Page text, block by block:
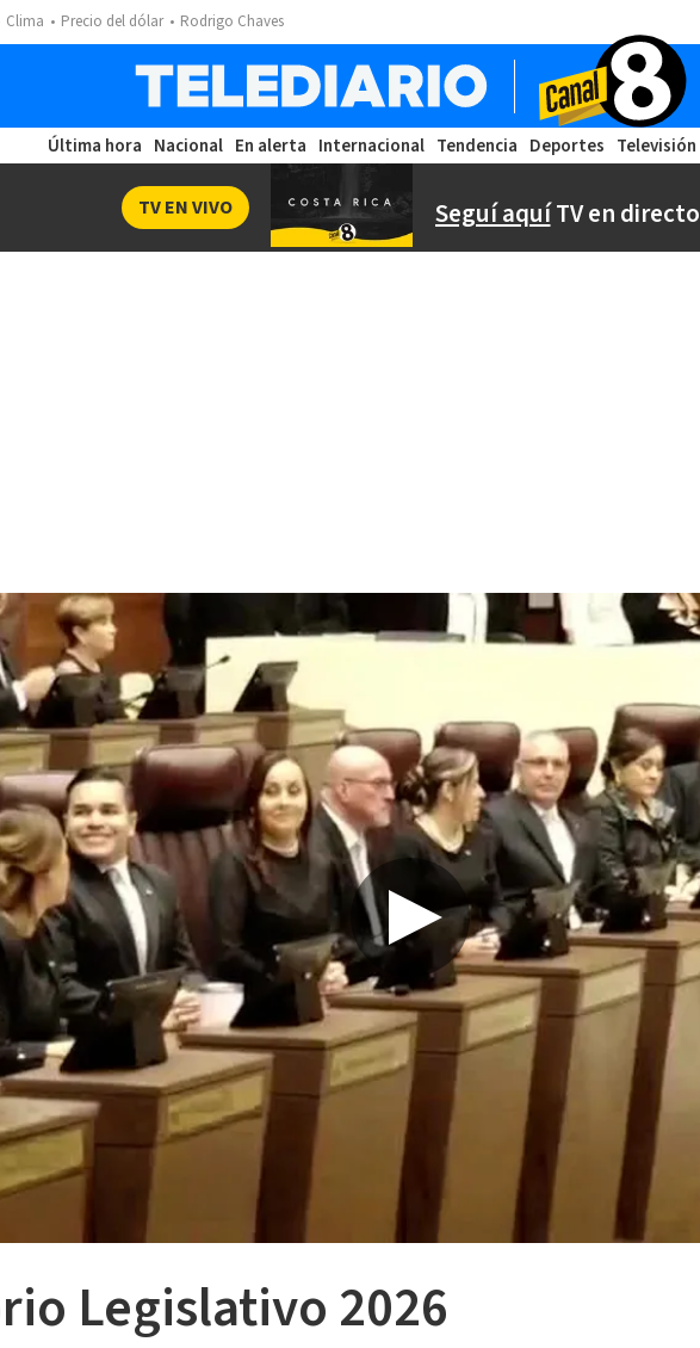
Clima Precio del dólar Rodrigo Chaves
Última hora Nacional En alerta Internacional Tendencia Deportes Televisión
Seguí aquíTV en directo
TV EN VIVO
Legislativo 2026